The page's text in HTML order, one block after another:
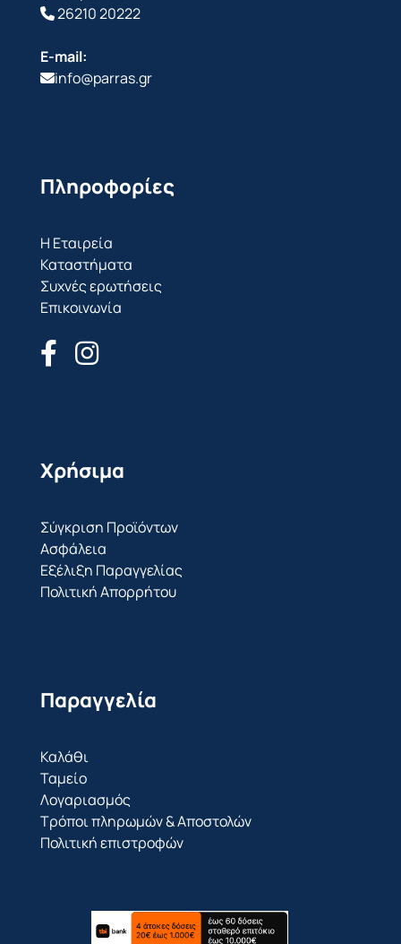
26210 20222
E-mail:
info@parras.gr
Πληροφορίες
Η Εταιρεία
Καταστήματα
Συχνές ερωτήσεις
Επικοινωνία
Χρήσιμα
Σύγκριση Προϊόντων
Ασφάλεια
Εξέλιξη Παραγγελίας
Πολιτική Απορρήτου
Παραγγελία
Καλάθι
Ταμείο
Λογαριασμός
Τρόποι πληρωμών & Αποστολών
Πολιτική επιστροφών